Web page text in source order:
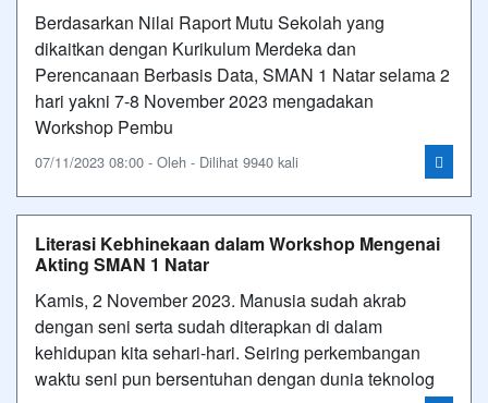
Berdasarkan Nilai Raport Mutu Sekolah yang
dikaitkan dengan Kurikulum Merdeka dan
Perencanaan Berbasis Data, SMAN 1 Natar selama 2
hari yakni 7-8 November 2023 mengadakan
Workshop Pembu
07/11/2023 08:00 - Oleh - Dilihat 9940 kali
Literasi Kebhinekaan dalam Workshop Mengenai
Akting SMAN 1 Natar
Kamis, 2 November 2023. Manusia sudah akrab
dengan seni serta sudah diterapkan di dalam
kehidupan kita sehari-hari. Seiring perkembangan
waktu seni pun bersentuhan dengan dunia teknolog